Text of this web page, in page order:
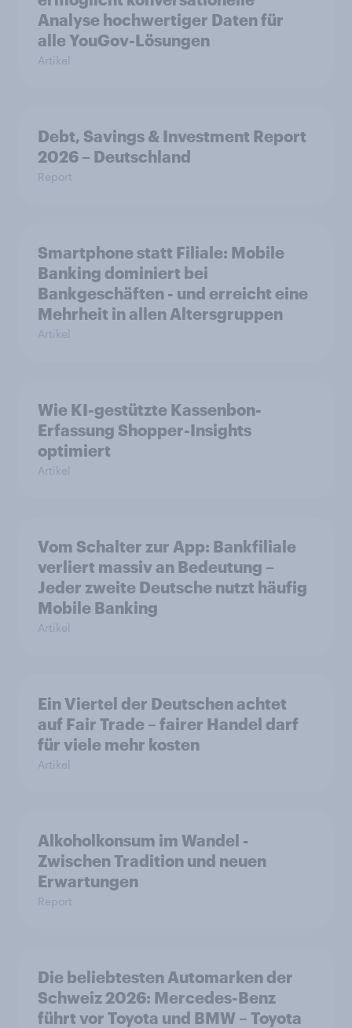
Analyse hochwertiger Daten für
alle YouGov-Lösungen
Artikel
Debt, Savings & Investment Report
2026 – Deutschland
Report
Smartphone statt Filiale: Mobile
Banking dominiert bei
Bankgeschäften - und erreicht eine
Mehrheit in allen Altersgruppen
Artikel
Wie KI-gestützte Kassenbon-
Erfassung Shopper-Insights
optimiert
Artikel
Vom Schalter zur App: Bankfiliale
verliert massiv an Bedeutung –
Jeder zweite Deutsche nutzt häufig
Mobile Banking
Artikel
Ein Viertel der Deutschen achtet
auf Fair Trade – fairer Handel darf
für viele mehr kosten
Artikel
Alkoholkonsum im Wandel​ -
Zwischen Tradition und neuen
Erwartungen
Report
Die beliebtesten Automarken der
Schweiz 2026: Mercedes-Benz
führt vor Toyota und BMW – Toyota